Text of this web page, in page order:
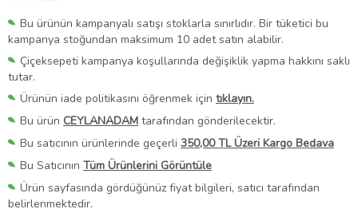
Bu ürünün kampanyalı satışı stoklarla sınırlıdır. Bir tüketici bu
kampanya stoğundan maksimum 10 adet satın alabilir.
Çiçeksepeti kampanya koşullarında değişiklik yapma hakkını saklı
tutar.
Ürünün iade politikasını öğrenmek için tıklayın.
Bu ürün CEYLANADAM tarafından gönderilecektir.
Bu satıcının ürünlerinde geçerli 350,00 TL Üzeri Kargo Bedava
Bu Satıcının Tüm Ürünlerini Görüntüle
Ürün sayfasında gördüğünüz fiyat bilgileri, satıcı tarafından
belirlenmektedir.